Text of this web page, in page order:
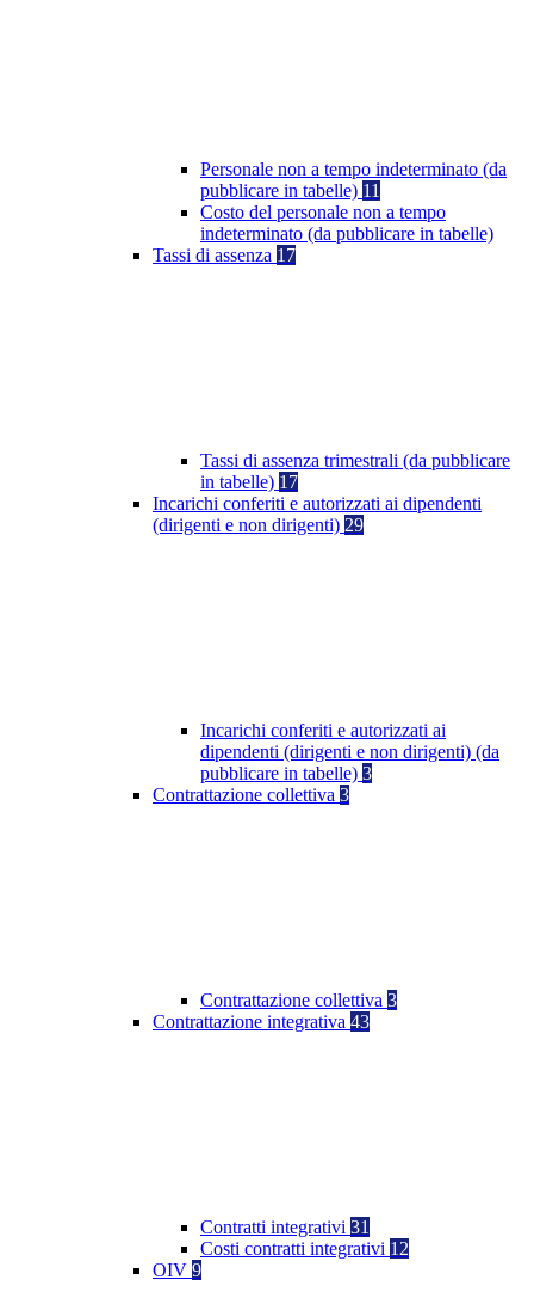
Personale non a tempo indeterminato (da
pubblicare in tabelle) 11
Costo del personale non a tempo
indeterminato (da pubblicare in tabelle)
Tassi di assenza 17
Tassi di assenza trimestrali (da pubblicare
in tabelle) 17
Incarichi conferiti e autorizzati ai dipendenti
(dirigenti e non dirigenti) 29
Incarichi conferiti e autorizzati ai
dipendenti (dirigenti e non dirigenti) (da
pubblicare in tabelle) 3
Contrattazione collettiva 3
Contrattazione collettiva 3
Contrattazione integrativa 43
Contratti integrativi 31
Costi contratti integrativi 12
OIV 9